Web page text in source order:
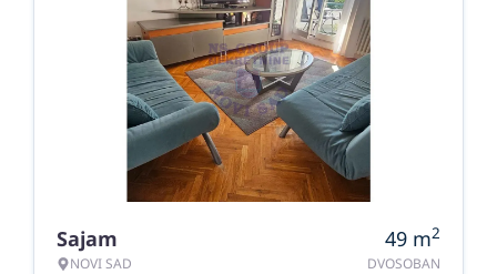
Sajam
NOVI SAD
49 m2
DVOSOBAN